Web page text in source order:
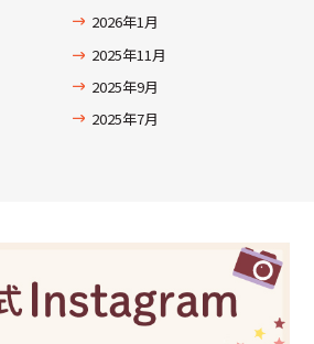
2026年1月
2025年11月
2025年9月
2025年7月